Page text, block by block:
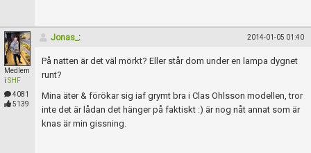
Medlem
i SHF
4081
5139
Jonas_: 2014-01-05 01:40
På natten är det väl mörkt? Eller står dom under en lampa dygnet
runt?
Mina äter & förökar sig iaf grymt bra i Clas Ohlsson modellen, tror
inte det är lådan det hänger på faktiskt :) är nog nåt annat som är
knas är min gissning.